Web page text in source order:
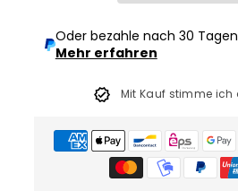
Oder bezahle nach 30
Mehr erfahren
Mit Kauf stimme ich